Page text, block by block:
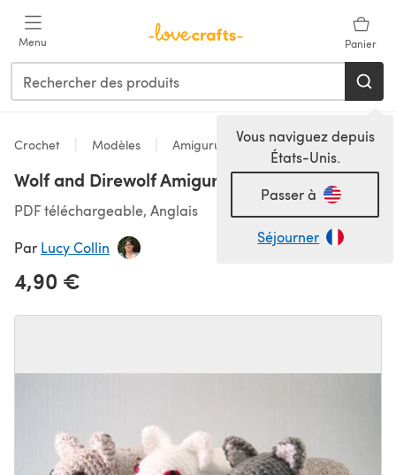
Menu Panier
Vous naviguez depuis
États-Unis.
Passer à
Séjourner
Crochet Modèles Amigurumi
Wolf and Direwolf Amigurumi
PDF téléchargeable, Anglais
Par Lucy Collin
4,90 €